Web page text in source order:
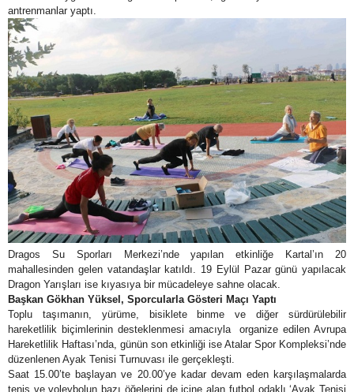
antrenmanlar yaptı.
Dragos Su Sporları Merkezi’nde yapılan etkinliğe Kartal’ın 20
mahallesinden gelen vatandaşlar katıldı. 19 Eylül Pazar günü yapılacak
Dragon Yarışları ise kıyasıya bir mücadeleye sahne olacak.
Başkan Gökhan Yüksel, Sporcularla Gösteri Maçı Yaptı
Toplu taşımanın, yürüme, bisiklete binme ve diğer sürdürülebilir
hareketlilik biçimlerinin desteklenmesi amacıyla organize edilen Avrupa
Hareketlilik Haftası’nda, günün son etkinliği ise Atalar Spor Kompleksi’nde
düzenlenen Ayak Tenisi Turnuvası ile gerçekleşti.
Saat 15.00’te başlayan ve 20.00’ye kadar devam eden karşılaşmalarda
tenis ve voleybolun bazı öğelerini de içine alan futbol odaklı ‘Ayak Tenisi